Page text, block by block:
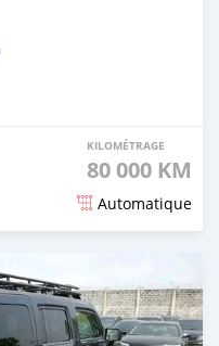
KILOMÉTRAGE
80 000 KM
Automatique